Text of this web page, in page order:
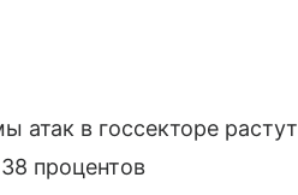
в госсекторе растут
процентов